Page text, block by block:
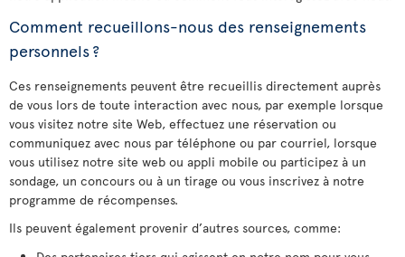
Comment recueillons-nous des renseignements
personnels ?
Ces renseignements peuvent être recueillis directement auprès
de vous lors de toute interaction avec nous, par exemple lorsque
vous visitez notre site Web, effectuez une réservation ou
communiquez avec nous par téléphone ou par courriel, lorsque
vous utilisez notre site web ou appli mobile ou participez à un
sondage, un concours ou à un tirage ou vous inscrivez à notre
programme de récompenses.
Ils peuvent également provenir d’autres sources, comme: